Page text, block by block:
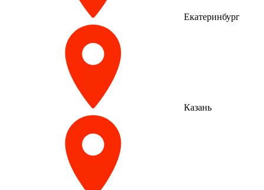
Екатеринбург
Казань